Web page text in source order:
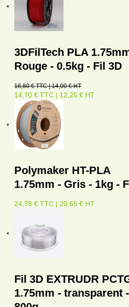
3DFilTech PLA
Rouge - 0.5kg - Fil 3D
16,80 € TTC | 14,00 € HT
14,70 € TTC | 12,25 € HT
Polymaker HT-PLA
1.75mm - Gris - 1kg -
24,78 € TTC | 20,65 € HT
Fil 3D EXTRUDR
1.75mm - transparent -